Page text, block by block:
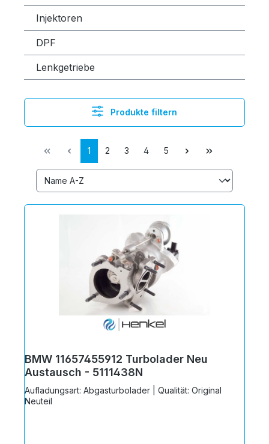
Injektoren
DPF
Lenkgetriebe
Produkte filtern
1 2 3 4 5
BMW 11657455912 Turbolader Neu
Austausch - 5111438N
Aufladungsart: Abgasturbolader | Qualität: Original
Neuteil